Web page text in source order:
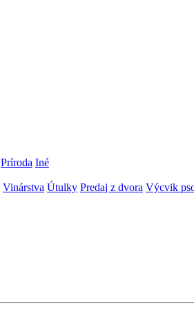
Príroda Iné
Vinárstva Útulky Predaj z dvora Výcvik